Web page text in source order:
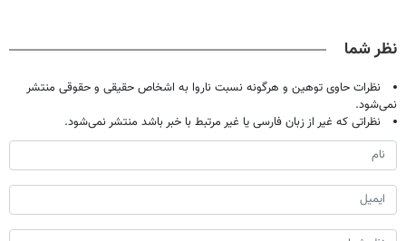
نظر شما
نظرات حاوی توهین و هرگونه نسبت ناروا به اشخاص حقیقی و حقوقی منتشر
نمی‌شود.
نظراتی که غیر از زبان فارسی یا غیر مرتبط با خبر باشد منتشر نمی‌شود.